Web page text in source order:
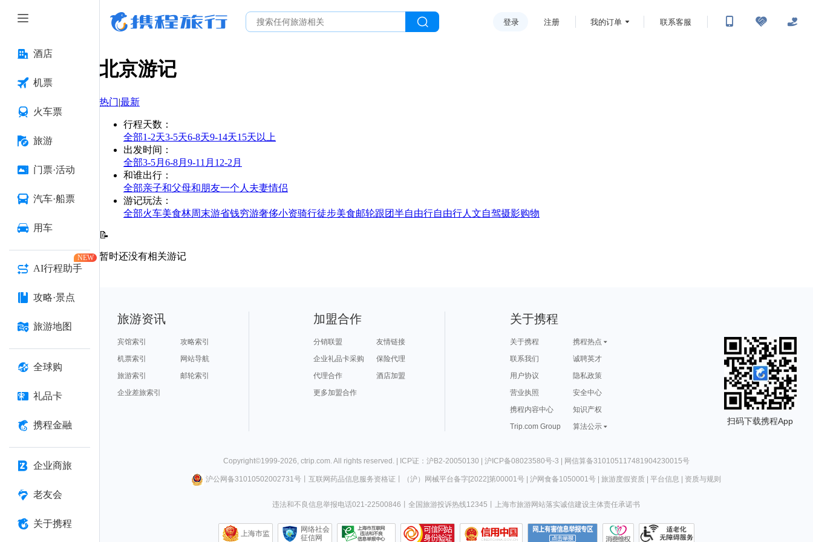
酒店
机票
火车票
旅游
门票·活动
汽车·船票
用车
AI行程助手
NEW
攻略·景点
旅游地图
全球购
礼品卡
携程金融
企业商旅
老友会
关于携程
登录 注册 我的订单 联系客服
北京游记
热门|最新
行程天数 ：
全部1-2天3-5天6-8天9-14天15天以上
出发时间 ：
全部3-5月 6-8月 9-11月 12-2月
和谁出行 ：
全部亲子和父母和朋友一个人 夫妻情侣
游记玩法 ：
全部火车美食林周末游省钱穷游奢侈小资骑行徒步美食邮轮跟团半自由行自由行人文自驾摄影购物
📝
暂时还没有相关游记
旅游资讯
宾馆索引
攻略索引
机票索引
网站导航
旅游索引
邮轮索引
企业差旅索引
加盟合作
分销联盟
友情链接
企业礼品卡采购
保险代理
代理合作
酒店加盟
更多加盟合作
关于携程
关于携程
携程热点
联系我们
诚聘英才
用户协议
隐私政策
营业执照
安全中心
携程内容中心
知识产权
Trip.com Group
算法公示
扫码下载携程App
Copyright©1999-2026, ctrip.com. All rights reserved. | ICP证：沪B2-20050130 | 沪ICP备08023580号-3 | 网信算备310105117481904230015号
沪公网备31010502002731号丨 互联网药品信息服务资格证 （沪）网械平台备字[2022]第00001号| 沪网食备1050001号| 旅游度假资质| 平台信息 资质与规则
违法和不良信息举报电话021-22500846 全国旅游投诉热线12345 上海市旅游网站落实诚信建设主体责任承诺书
上海市监
网络社会
征信网